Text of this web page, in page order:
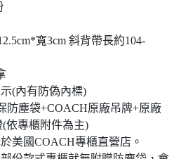
寬3cm 斜背帶長約104-
(內有防偽內標)
防塵袋+COACH原廠吊牌+原廠
依專櫃附件為主)
美國COACH專櫃直營店。